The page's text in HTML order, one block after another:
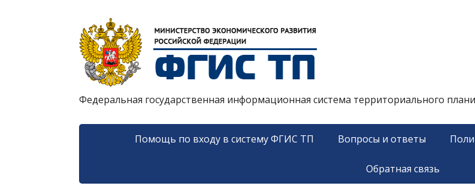
Федеральная государственная информационная система территориального
Помощь по входу в систему ФГИС ТП Вопросы и ответы
Обратная связь